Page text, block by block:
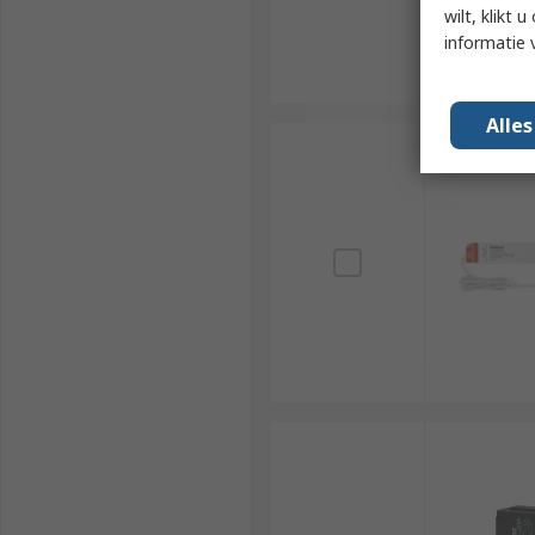
wilt, klikt u
informatie